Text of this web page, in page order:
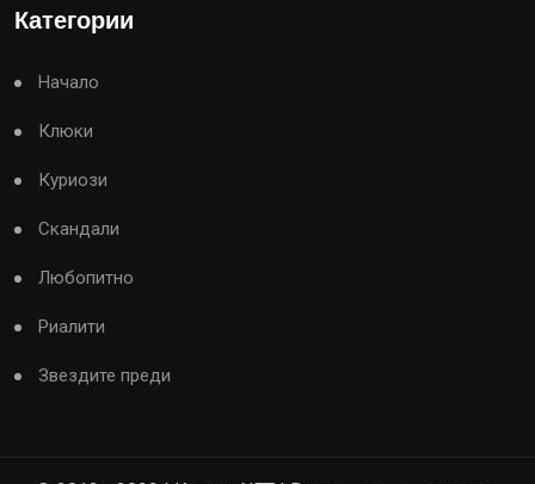
Категории
Начало
Клюки
Куриози
Скандали
Любопитно
Риалити
Звездите преди